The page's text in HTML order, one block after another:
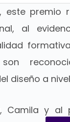
este premio
al
diseño a
Camila y al